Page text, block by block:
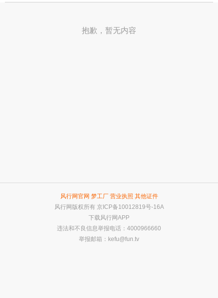
抱歉，暂无内容
风行网官网 梦工厂 营业执照 其他证件
风行网版权所有 京ICP备10012819号-16A
下载风行网APP
违法和不良信息举报电话：4000966660
举报邮箱： kefu@fun.tv